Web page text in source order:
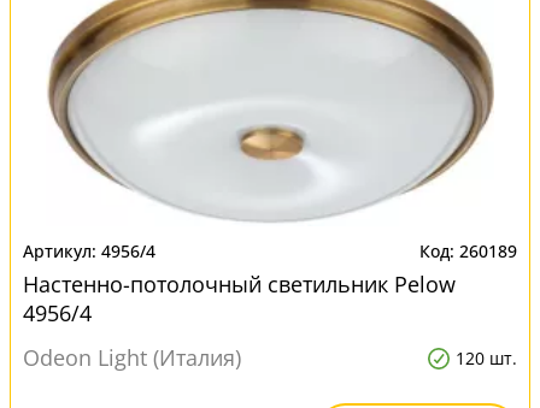
4956/4 260189
Настенно-потолочный светильник Pelow
4956/4
Odeon Light (Италия)
120 шт.